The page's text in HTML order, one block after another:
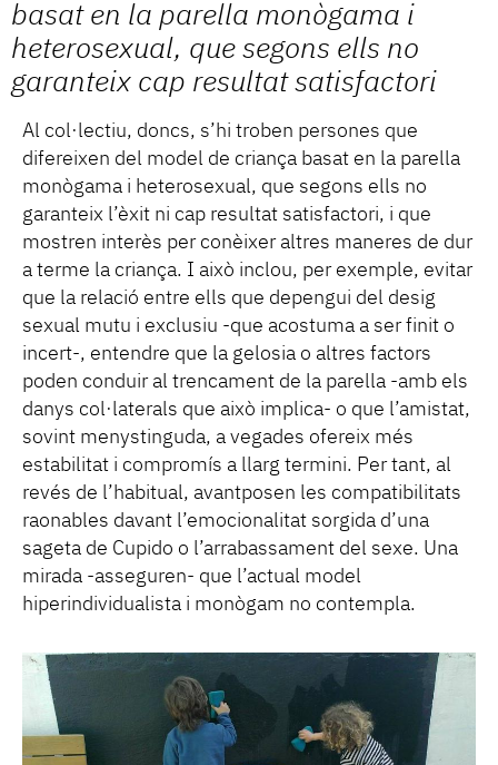
basat en la parella monògama i
heterosexual, que segons ells no
garanteix cap resultat satisfactori
Al col·lectiu, doncs, s’hi troben persones que
difereixen del model de criança basat en la parella
monògama i heterosexual, que segons ells no
garanteix l’èxit ni cap resultat satisfactori, i que
mostren interès per conèixer altres maneres de dur
a terme la criança. I això inclou, per exemple, evitar
que la relació entre ells que depengui del desig
sexual mutu i exclusiu -que acostuma a ser finit o
incert-, entendre que la gelosia o altres factors
poden conduir al trencament de la parella -amb els
danys col·laterals que això implica- o que l’amistat,
sovint menystinguda, a vegades ofereix més
estabilitat i compromís a llarg termini. Per tant, al
revés de l’habitual, avantposen les compatibilitats
raonables davant l’emocionalitat sorgida d’una
sageta de Cupido o l’arrabassament del sexe. Una
mirada -asseguren- que l’actual model
hiperindividualista i monògam no contempla.